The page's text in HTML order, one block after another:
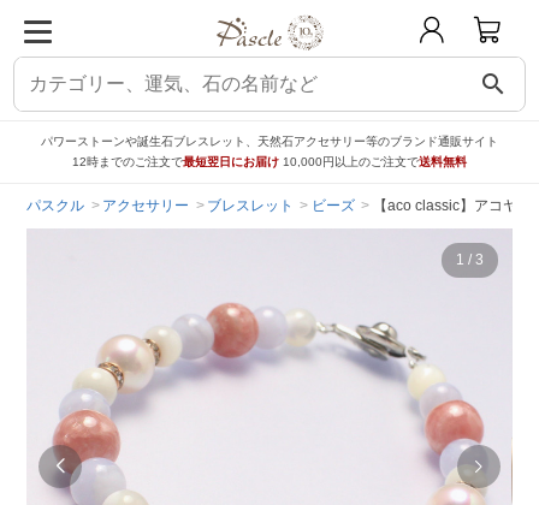
search
パワーストーンや誕生石ブレスレット、天然石アクセサリー等のブランド通販サイト
12時までのご注文で最短翌日にお届け 10,000円以上のご注文で送料無料
パスクル アクセサリー ブレスレット ビーズ 【aco classic】アコヤ
1 / 3